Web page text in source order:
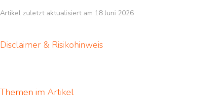
Artikel zuletzt aktualisiert am 18 Juni 2026
Disclaimer & Risikohinweis
Themen im Artikel